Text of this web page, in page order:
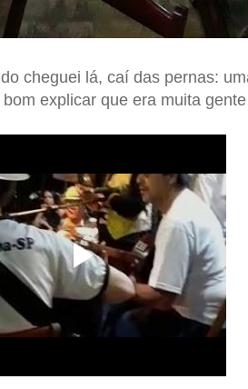
cheguei lá, caí das pernas:
explicar que era muita